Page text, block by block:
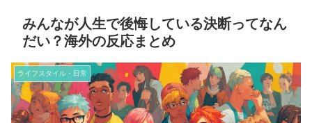
みんなが人生で後悔している決断ってなん
だい？海外の反応まとめ
ライフスタイル・日常